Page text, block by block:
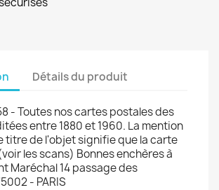
Détails du produit
- Toutes nos cartes postales des
entre 1880 et 1960. La mention
titre de l'objet signifie que la carte
les scans) Bonnes enchères à
Maréchal 14 passage des
- PARIS